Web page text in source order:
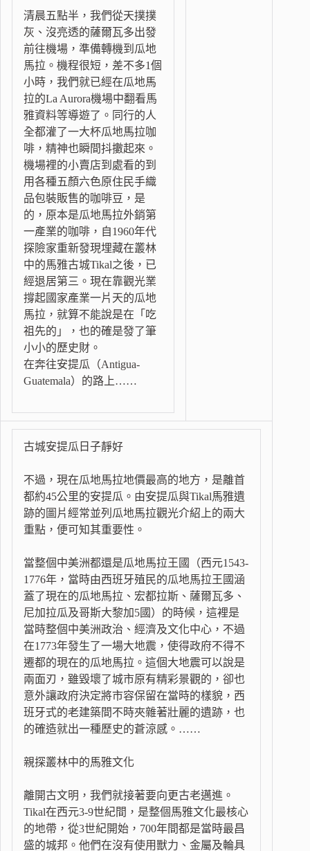
清晨五點半，我們從天撲撲
灰、沒亮透的薩爾瓦多出發
前往機場，準備轉機到瓜地
馬拉。機程很短，差不多1個
小時，我們就已經在瓜地馬
拉的La Aurora機場中翻看馬
雅資料等導遊了。同行的人
全都灌了一大杯瓜地馬拉咖
啡，精神也瞬間抖擻起來。
機場裡的小賣店到處看的到
用各種五顏六色原住民手織
品包裝販售的咖啡豆，是
的，原本是瓜地馬拉外銷第
一產業的咖啡，自1960年代
探險家重新發現埋藏在叢林
中的馬雅古城Tikal之後，已
經退居第三。現在靠觀光業
撐起國家產業一片天的瓜地
馬拉，就算不能說是在「吃
祖先的」，也的確是發了筆
小小的歷史財。
在奔往安提瓜（Antigua-
Guatemala）的路上……
古城安提瓜日子靜好
不過，現在瓜地馬拉地價最高的地方，是離首
都約45公里的安提瓜。由安提瓜與Tikal馬雅遺
跡的圖片經常並列瓜地馬拉觀光介紹上的兩大
重點，便可知其重要性。
當整個中美洲都還是瓜地馬拉王國（西元1543-
1776年，當時由西班牙殖民的瓜地馬拉王國涵
蓋了現在的瓜地馬拉、宏都拉斯、薩爾瓦多、
尼加拉瓜及哥斯大黎加5國）的時候，這裡是
當時整個中美洲政治、經濟及文化中心，不過
在1773年發生了一場大地震，使得政府不得不
遷都的現在的瓜地馬拉。這個大地震可以說是
兩面刃，雖毀壞了城市原有精彩景觀的，卻也
意外讓政府決定將市容保留在當時的樣貌，西
班牙式的老建築間不時夾雜著壯麗的遺跡，也
的確造就出一種歷史的蒼涼感。……
親探叢林中的馬雅文化
離開古文明，我們就接著要向更古老邁進。
Tikal在西元3-9世紀間，是整個馬雅文化最核心
的地帶，從3世紀開始，700年間都是當時最昌
盛的城邦。他們在沒有使用獸力、金屬及輪具